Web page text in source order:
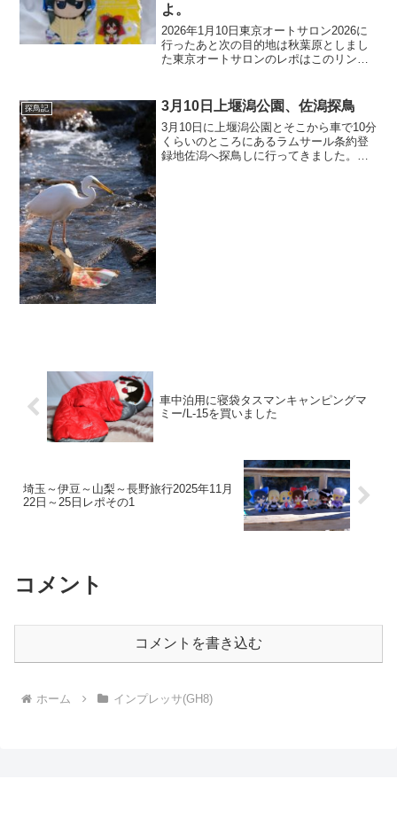
よ。
2026年1月10日東京オートサロン2026に
行ったあと次の目的地は秋葉原としまし
た東京オートサロンのレポはこのリンク
メントがありましたねアリス「ロッテマ
リーンズのモ...
探鳥記 3月10日上堰潟公園、佐潟探鳥
3月10日に上堰潟公園とそこから車で10分
くらいのところにあるラムサール条約登
録地佐潟へ探鳥しに行ってきました。ム
車中泊用に寝袋タスマンキャンピングマ
ミー/L-15を買いました
埼玉～伊豆～山梨～長野旅行2025年11月
22日～25日レポその1
コメント
コメントを書き込む
ホーム インプレッサ(GH8)